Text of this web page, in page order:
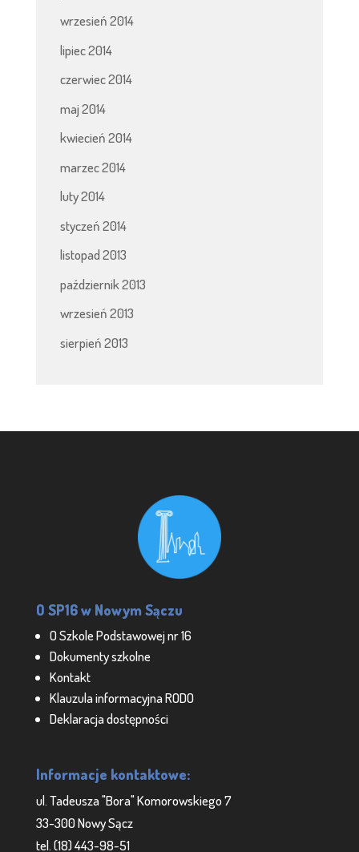
wrzesień 2014
lipiec 2014
czerwiec 2014
maj 2014
kwiecień 2014
marzec 2014
luty 2014
styczeń 2014
listopad 2013
październik 2013
wrzesień 2013
sierpień 2013
O SP16 w Nowym Sączu
O Szkole Podstawowej nr 16
Dokumenty szkolne
Kontakt
Klauzula informacyjna RODO
Deklaracja dostępności
Informacje kontaktowe:
ul. Tadeusza "Bora" Komorowskiego 7
33-300 Nowy Sącz
tel. (18) 443-98-51